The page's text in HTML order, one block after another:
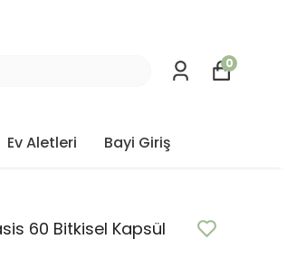
Ev Aletleri Bayi Giriş
0
60 Bitkisel Kapsül